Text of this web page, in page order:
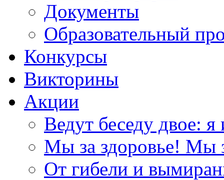
Документы
Образовательный
Конкурсы
Викторины
Акции
Ведут беседу двое: я
Мы за здоровье! Мы
От гибели и